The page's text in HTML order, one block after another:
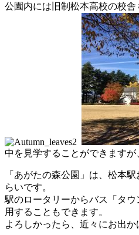
公園内には旧制松本高校の校舎
中を見学することができますが
「あがたの森公園」は、松本
らいです。
駅のロータリーからバス「タ
用することもできます。
よろしかったら、近々にお出か